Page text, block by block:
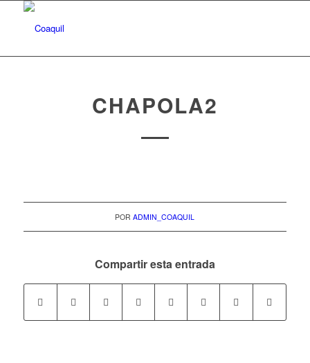
CHAPOLA2
PORADMIN_COAQUIL
Compartir esta entrada